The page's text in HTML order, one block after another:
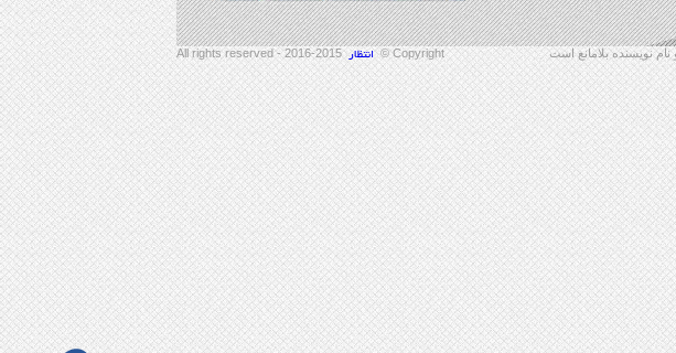
نویسنده بلامانع است Copyright © انتظار 2015-2016 - All rights reserved